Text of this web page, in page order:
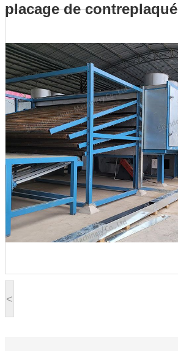
<
placage de contreplaqué